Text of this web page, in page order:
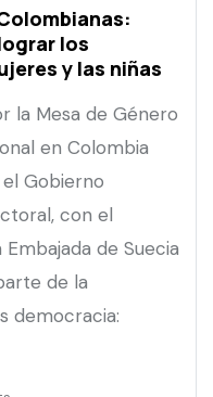
los
y las niñas
la Mesa de Género
en Colombia
el Gobierno
con el
Embajada de Suecia
de la
democracia: